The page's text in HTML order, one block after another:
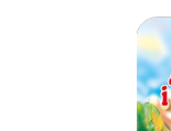
Науково-
Навчальна
Енциклопедії,